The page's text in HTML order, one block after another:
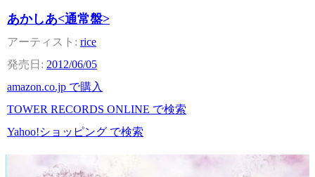
あかしあ<通常盤>
rice
2012/06/05
amazon.co.jp で購入
TOWER RECORDS ONLINE で検索
Yahoo!ショッピング で検索